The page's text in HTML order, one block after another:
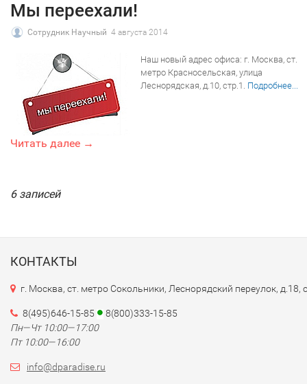
Мы переехали!
Сотрудник Научный 4 августа 2014
Наш новый адрес офиса: г. Москва, ст.
метро Красносельская, улица
Леснорядская, д.10, стр.1. Подробнее...
Читать далее →
6 записей
КОНТАКТЫ
г. Москва, ст. метро Сокольники, Леснорядский переулок, д.18,
8(495)646-15-85
8(800)333-15-85
Пн—Чт 10:00—17:00
Пт 10:00—16:00
info@dparadise.ru